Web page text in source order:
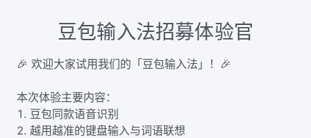
豆包输入法招募体验官
🎉 欢迎大家试用我们的「豆包输入法」！🎉
本次体验主要内容：
1. 豆包同款语音识别
2. 越用越准的键盘输入与词语联想